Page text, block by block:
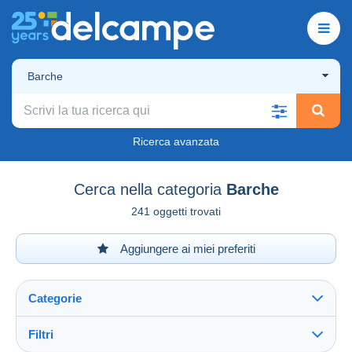
Barche
Ricerca avanzata
Cerca nella categoria Barche
241 oggetti trovati
Aggiungere ai miei preferiti
Categorie
Filtri